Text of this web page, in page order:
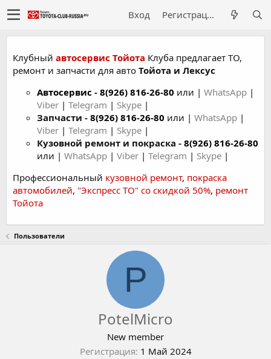
Вход Регистрация
Клубный автосервис Тойота Клуба предлагает ТО,
ремонт и запчасти для авто Тойота и Лексус
Автосервис - 8(926) 816-26-80 или | WhatsApp |
Viber | Telegram | Skype |
Запчасти - 8(926) 816-26-80 или | WhatsApp |
Viber | Telegram | Skype |
Кузовной ремонт и покраска - 8(926) 816-26-80
или | WhatsApp | Viber | Telegram | Skype |
Профессиональный кузовной ремонт, покраска
автомобилей, "Экспресс ТО" со скидкой 50%, ремонт
Тойота
Пользователи
P
PotelMicro
New member
Регистрация 1 Май 2024